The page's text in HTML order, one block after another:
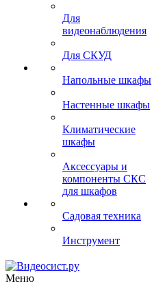
Для
видеонаблюдения
Для СКУД
Напольные шкафы
Настенные шкафы
Климатические
шкафы
Аксессуары и
компоненты СКС
для шкафов
Садовая техника
Инструмент
Меню